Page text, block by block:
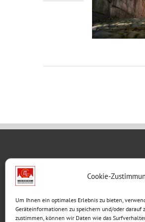
Cookie-
Um Ihnen ein optimales Erlebnis zu bieten,
Geräteinformationen zu speichern und/oder darauf
zustimmen, können wir Daten wie das